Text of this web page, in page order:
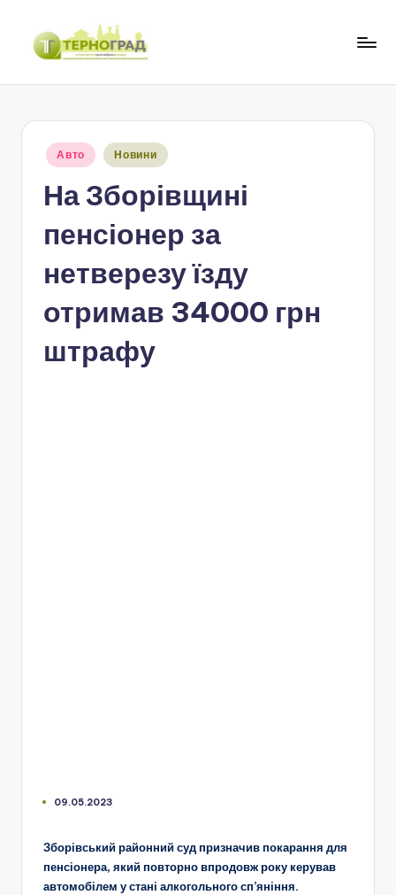
Перейти
Опубліковано
Авто Новини
На Зборівщині
пенсіонер за
нетверезу їзду
отримав 34000 грн
штрафу
09.05.2023
Зборівський районний суд призначив покарання для
пенсіонера, який повторно впродовж року керував
автомобілем у стані алкогольного сп’яніння.